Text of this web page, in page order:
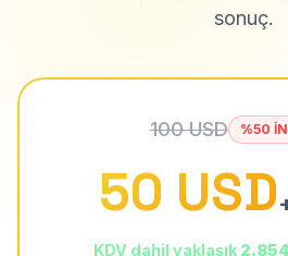
sonuç.
100 USD %50
50 USD
KDV dahil yaklaşık